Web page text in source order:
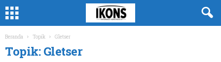
Beranda Topik Gletser
Topik: Gletser